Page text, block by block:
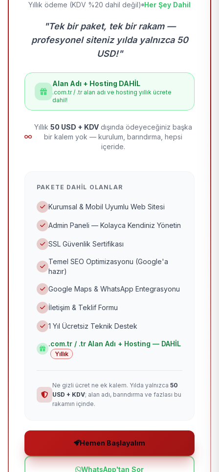
Yıllık ödeme (KDV %20 dahil değil) Her Şey Dahil
"Tek bir paket, tek bir rakam —
profesyonel siteniz yılda yalnızca 50
USD!"
Alan Adı + Hosting DAHİL
.com.tr / .tr alan adı ve hosting yıllık ücrete
dahil!
Yıllık 50 USD + KDV dışında ödeyeceğiniz başka
bir kalem yok — kurulum, barındırma, hepsi
içeride.
PAKETE DAHIL OLANLAR
Kurumsal & Mobil Uyumlu Web Sitesi
Admin Paneli — Kolayca Kendiniz Yönetin
SSL Güvenlik Sertifikası
Temel SEO Optimizasyonu (Google'a
hazır)
Google Maps & WhatsApp Entegrasyonu
İletişim & Teklif Formu
1 Yıl Ücretsiz Teknik Destek
.com.tr / .tr Alan Adı + Hosting — DAHİL
Yıllık
Ne gizli ücret ne ek kalem. Yılda yalnızca 50
USD + KDV; alan adı, barındırma ve fazlası bu
rakamın içinde.
Hemen Başlayalım
WhatsApp'tan Sor